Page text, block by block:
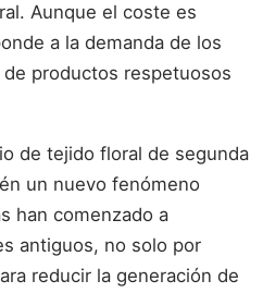
Aunque el coste es
a la demanda de los
productos respetuosos
de tejido floral de segunda
un nuevo fenómeno
han comenzado a
antiguos, no solo por
reducir la generación de